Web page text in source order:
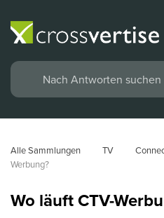
Alle Sammlungen TV
Werbung?
Wo läuft CTV-